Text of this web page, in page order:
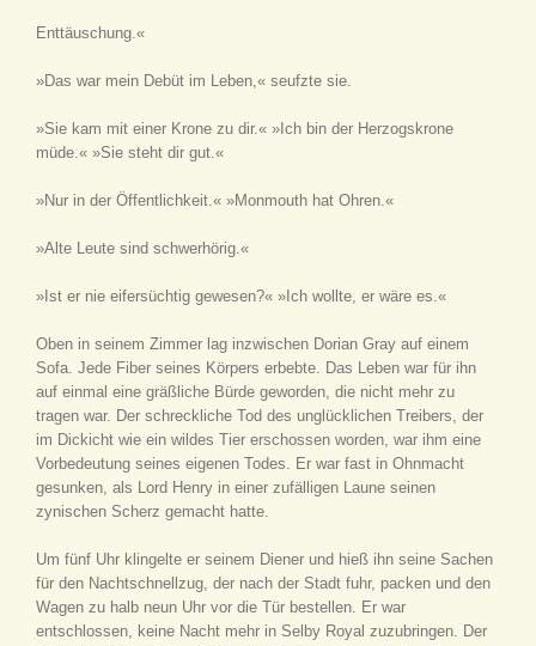
Enttäuschung.«
»Das war mein Debüt im Leben,« seufzte sie.
»Sie kam mit einer Krone zu dir.« »Ich bin der Herzogskrone
müde.« »Sie steht dir gut.«
»Nur in der Öffentlichkeit.« »Monmouth hat Ohren.«
»Alte Leute sind schwerhörig.«
»Ist er nie eifersüchtig gewesen?« »Ich wollte, er wäre es.«
Oben in seinem Zimmer lag inzwischen Dorian Gray auf einem
Sofa. Jede Fiber seines Körpers erbebte. Das Leben war für ihn
auf einmal eine gräßliche Bürde geworden, die nicht mehr zu
tragen war. Der schreckliche Tod des unglücklichen Treibers, der
im Dickicht wie ein wildes Tier erschossen worden, war ihm eine
Vorbedeutung seines eigenen Todes. Er war fast in Ohnmacht
gesunken, als Lord Henry in einer zufälligen Laune seinen
zynischen Scherz gemacht hatte.
Um fünf Uhr klingelte er seinem Diener und hieß ihn seine Sachen
für den Nachtschnellzug, der nach der Stadt fuhr, packen und den
Wagen zu halb neun Uhr vor die Tür bestellen. Er war
entschlossen, keine Nacht mehr in Selby Royal zuzubringen. Der